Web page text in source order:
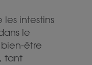
les intestins
le
être
tant